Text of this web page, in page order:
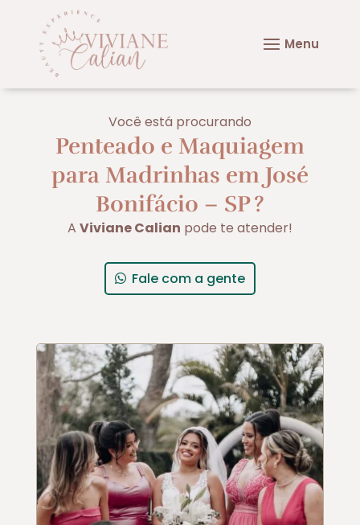
Você está procurando
Penteado e Maquiagem
para Madrinhas em José
Bonifácio – SP?
A Viviane Calian pode te atender!
Fale com a gente